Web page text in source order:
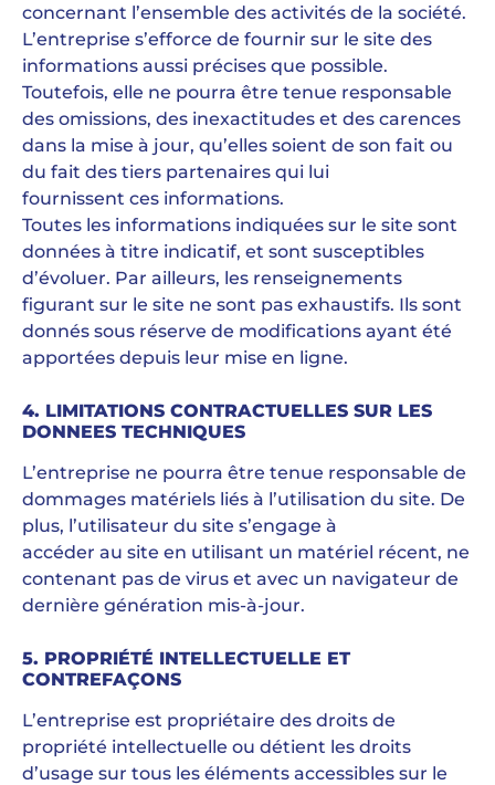
concernant l’ensemble des activités de la société.
L’entreprise s’efforce de fournir sur le site des
informations aussi précises que possible.
Toutefois, elle ne pourra être tenue responsable
des omissions, des inexactitudes et des carences
dans la mise à jour, qu’elles soient de son fait ou
du fait des tiers partenaires qui lui
fournissent ces informations.
Toutes les informations indiquées sur le site sont
données à titre indicatif, et sont susceptibles
d’évoluer. Par ailleurs, les renseignements
figurant sur le site ne sont pas exhaustifs. Ils sont
donnés sous réserve de modifications ayant été
apportées depuis leur mise en ligne.
4. LIMITATIONS CONTRACTUELLES SUR LES
DONNEES TECHNIQUES
L’entreprise ne pourra être tenue responsable de
dommages matériels liés à l’utilisation du site. De
plus, l’utilisateur du site s’engage à
accéder au site en utilisant un matériel récent, ne
contenant pas de virus et avec un navigateur de
dernière génération mis-à-jour.
5. PROPRIÉTÉ INTELLECTUELLE ET
CONTREFAÇONS
L’entreprise est propriétaire des droits de
propriété intellectuelle ou détient les droits
d’usage sur tous les éléments accessibles sur le